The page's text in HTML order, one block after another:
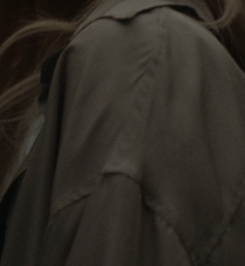
Cabin ist eine Erinnerung an
die sie gesammelt hat – jeder
und jede Delle ist ein Symbol für
ihren Weg.